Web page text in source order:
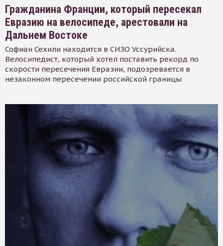
Гражданина Франции, который пересекал
Евразию на велосипеде, арестовали на
Дальнем Востоке
Софиан Сехили находится в СИЗО Уссурийска.
Велосипедист, который хотел поставить рекорд по
скорости пересечения Евразии, подозревается в
незаконном пересечении российской границы